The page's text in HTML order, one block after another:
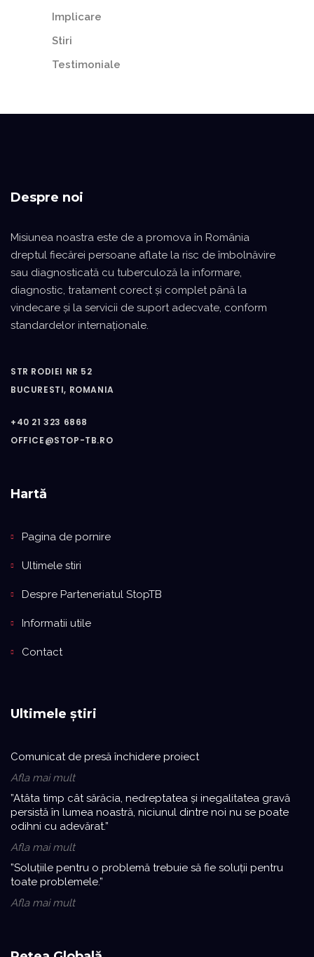
Implicare
Stiri
Testimoniale
Despre noi
Misiunea noastra este de a promova în România
dreptul fiecărei persoane aflate la risc de îmbolnăvire
sau diagnosticată cu tuberculoză la informare,
diagnostic, tratament corect şi complet până la
vindecare şi la servicii de suport adecvate, conform
standardelor internaţionale.
STR RODIEI NR 52
BUCURESTI, ROMANIA
+40 21 323 6868
OFFICE@STOP-TB.RO
Hartă
Pagina de pornire
Ultimele stiri
Despre Parteneriatul StopTB
Informatii utile
Contact
Ultimele știri
Comunicat de presă închidere proiect
Afla mai mult
”Atâta timp cât sărăcia, nedreptatea și inegalitatea gravă
persistă în lumea noastră, niciunul dintre noi nu se poate
odihni cu adevărat.”
Afla mai mult
”Soluțiile pentru o problemă trebuie să fie soluții pentru
toate problemele.”
Afla mai mult